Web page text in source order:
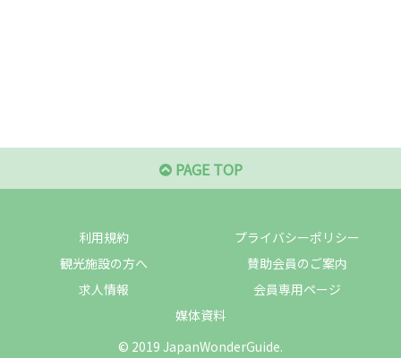
PAGE TOP
利用規約
プライバシーポリシー
観光施設の方へ
賛助会員のご案内
求人情報
会員専用ページ
媒体資料
© 2019 JapanWonderGuide.